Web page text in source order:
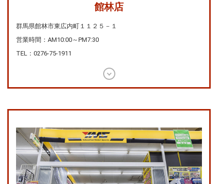
館林店
群馬県館林市東広内町１１２５－１
営業時間：AM10:00～PM7:30
TEL： 0276-75-1911